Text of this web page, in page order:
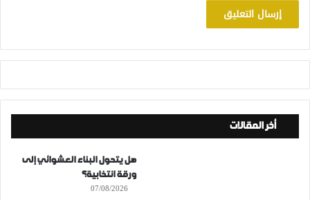
أخر المقالات
هل يتحول البناء العشوائي إلى
ورقة انتخابية؟
07/08/2026